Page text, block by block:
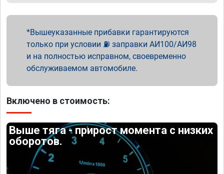
Вышеуказанные прибавки гарантируются
только при условии ⛽ заправки АИ100/АИ98
и на полностью исправном, своевременно
обслуживаемом автомобиле.
Включено в стоимость:
Выше тяга - прирост момента с низких
оборотов.